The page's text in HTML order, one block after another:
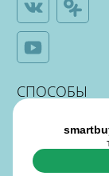
СПОСОБЫ
ОПЛАТЫ